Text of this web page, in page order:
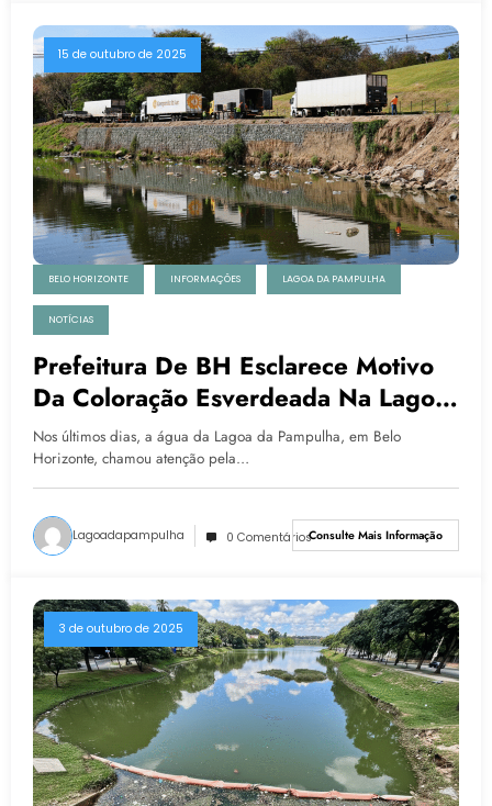
15 de outubro de 2025
BELO HORIZONTE INFORMAÇÕES LAGOA DA PAMPULHA
NOTÍCIAS
Prefeitura De BH Esclarece Motivo
Da Coloração Esverdeada Na Lagoa
Da Pampulha
Nos últimos dias, a água da Lagoa da Pampulha, em Belo
Horizonte, chamou atenção pela…
Lagoadapampulha 0 ComentáriosConsulte Mais Informação
3 de outubro de 2025